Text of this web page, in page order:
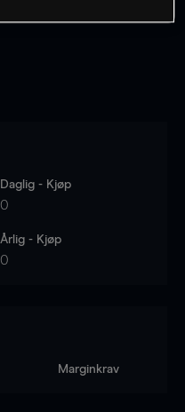
Daglig - Kjøp
0
Årlig - Kjøp
0
Marginkrav